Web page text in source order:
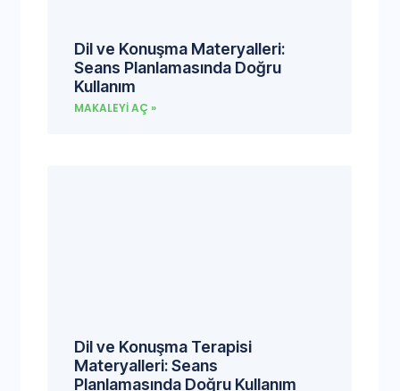
Dil ve Konuşma Materyalleri:
Seans Planlamasında Doğru
Kullanım
MAKALEYI AÇ »
Dil ve Konuşma Terapisi
Materyalleri: Seans
Planlamasında Doğru Kullanım